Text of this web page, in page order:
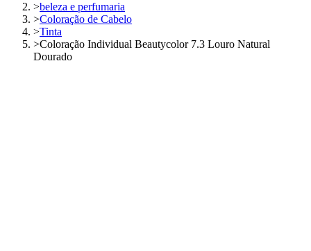
>beleza e perfumaria
>Coloração de Cabelo
>Tinta
>Coloração Individual Beautycolor 7.3 Louro Natural
Dourado